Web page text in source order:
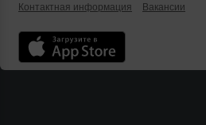
Контактная информация
Вакансии